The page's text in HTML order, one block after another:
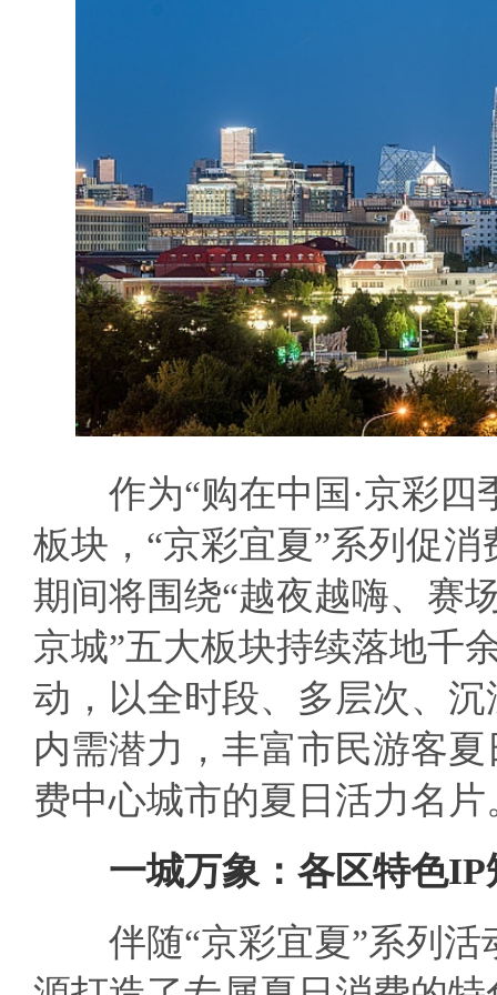
作为“购在中国·京彩四
板块，“京彩宜夏”系列促
期间将围绕“越夜越嗨、赛
京城”五大板块持续落地千
动，以全时段、多层次、
内需潜力，丰富市民游客
费中心城市的夏日活力名片
一城万象 ： 各区特色IP
伴随“京彩宜夏”系列活